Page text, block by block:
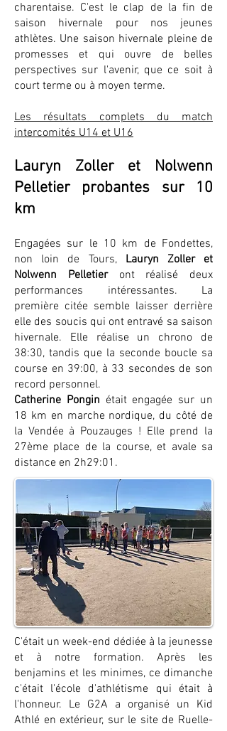
charentaise. C'est le clap de la fin de
saison hivernale pour nos jeunes
athlètes. Une saison hivernale pleine de
promesses et qui ouvre de belles
perspectives sur l'avenir, que ce soit à
court terme ou à moyen terme.
Les résultats complets du match
intercomités U14 et U16
Lauryn Zoller et Nolwenn
Pelletier probantes sur 10
km
Engagées sur le 10 km de Fondettes,
non loin de Tours, Lauryn Zoller et
Nolwenn Pelletieront réalisé deux
performances intéressantes. La
première citée semble laisser derrière
elle des soucis qui ont entravé sa saison
hivernale. Elle réalise un chrono de
38:30, tandis que la seconde boucle sa
course en 39:00, à 33 secondes de son
record personnel.
Catherine Pongin était engagée sur un
18 km en marche nordique, du côté de
la Vendée à Pouzauges ! Elle prend la
27ème place de la course, et avale sa
distance en 2h29:01.
C'était un week-end dédiée à la jeunesse
et à notre formation. Après les
benjamins et les minimes, ce dimanche
c'était l'école d'athlétisme qui était à
l'honneur. Le G2A a organisé un Kid
Athlé en extérieur, sur le site de Ruelle-